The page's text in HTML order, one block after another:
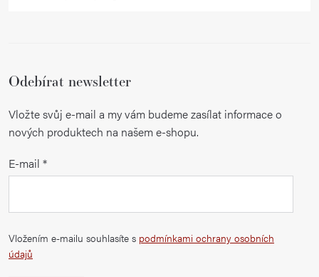
Odebírat newsletter
Vložte svůj e-mail a my vám budeme zasílat informace o
nových produktech na našem e-shopu.
E-mail
Vložením e-mailu souhlasíte s podmínkami ochrany osobních
údajů